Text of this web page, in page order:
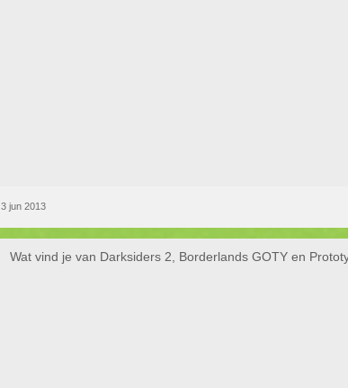
3 jun 2013
Wat vind je van Darksiders 2, Borderlands GOTY en